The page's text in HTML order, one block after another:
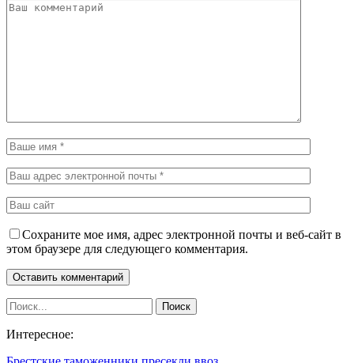
Сохраните мое имя, адрес электронной почты и веб-сайт в
этом браузере для следующего комментария.
Интересное: